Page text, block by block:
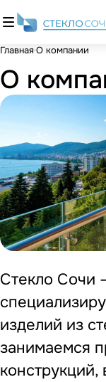
Главная О компании
О
Стекло Сочи
изделий из
занимаемся
конструкций,